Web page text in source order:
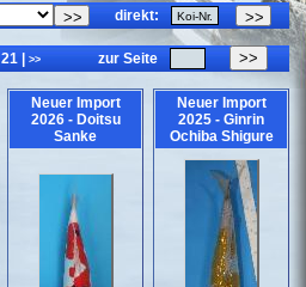
direkt:
21 >> zur Seite >>
Neuer Import
2026 - Doitsu
Sanke
Neuer Import
2025 - Ginrin
Ochiba Shigure